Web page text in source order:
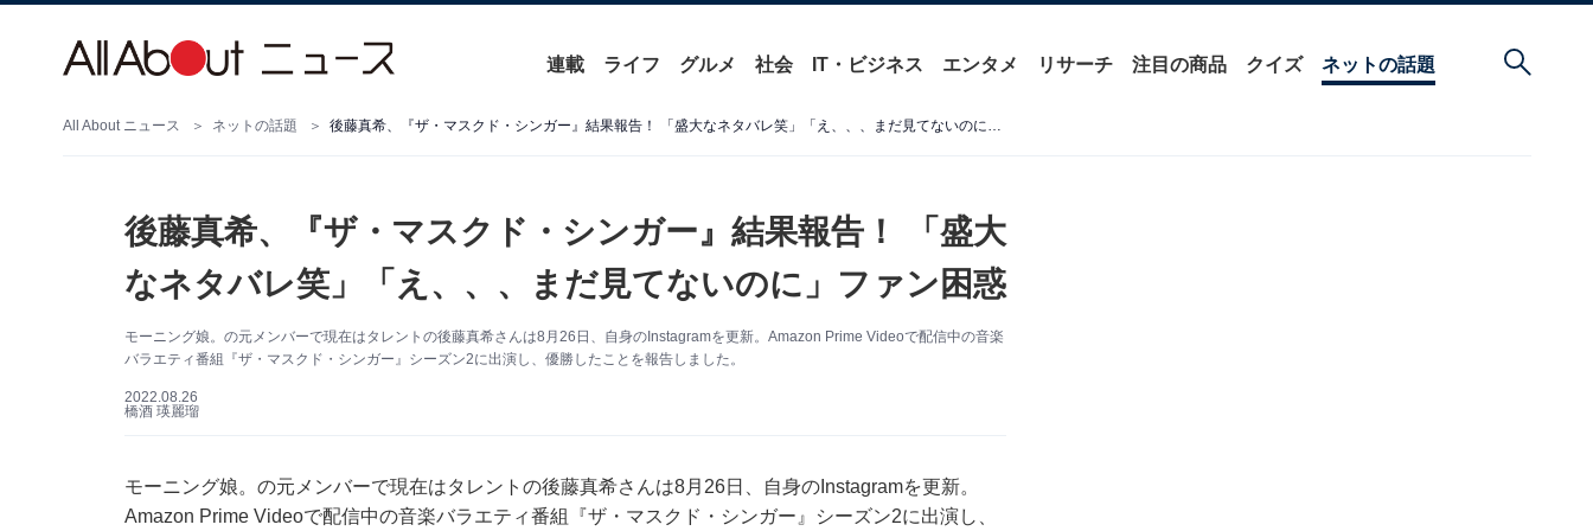
連載 ライフ グルメ 社会 IT・ビジネス エンタメ リサーチ 注目の商品 クイズ ネットの話題
All About ニュース ネットの話題 後藤真希、『ザ・マスクド・シンガー』結果報告！ 「盛大なネタバレ笑」「え、、、まだ見てないのに」ファン困惑
後藤真希、『ザ・マスクド・シンガー』結果報告！ 「盛大
なネタバレ笑」「え、、、まだ見てないのに」ファン困惑
モーニング娘。の元メンバーで現在はタレントの後藤真希さんは8月26日、自身のInstagramを更新。Amazon Prime Videoで配信中の音楽
バラエティ番組『ザ・マスクド・シンガー』シーズン2に出演し、優勝したことを報告しました。
2022.08.26
橋酒 瑛麗瑠
モーニング娘。の元メンバーで現在はタレントの後藤真希さんは8月26日、自身のInstagramを更新。
Amazon Prime Videoで配信中の音楽バラエティ番組『ザ・マスクド・シンガー』シーズン2に出演し、